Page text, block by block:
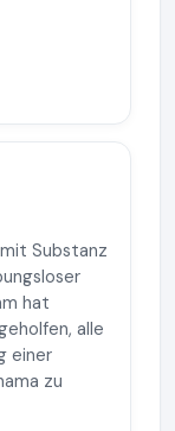
Substanz
hat
alle
einer
zu